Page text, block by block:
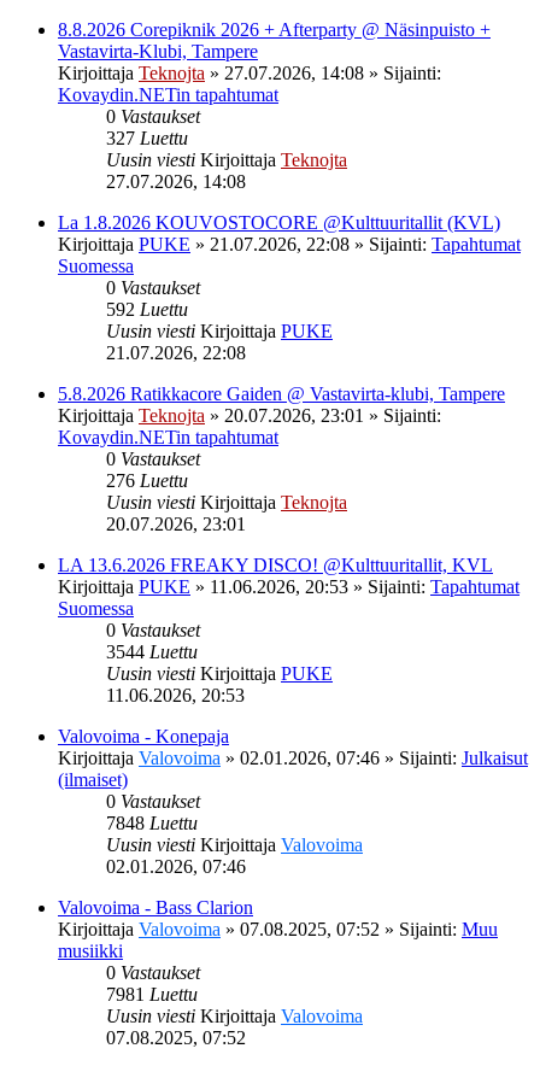
8.8.2026 Corepiknik 2026 + Afterparty @ Näsinpuisto +
Vastavirta-Klubi, Tampere
Kirjoittaja Teknojta » 27.07.2026, 14:08 » Sijainti:
Kovaydin.NETin tapahtumat
0 Vastaukset
327 Luettu
Uusin viesti Kirjoittaja Teknojta
27.07.2026, 14:08
La 1.8.2026 KOUVOSTOCORE @Kulttuuritallit (KVL)
Kirjoittaja PUKE » 21.07.2026, 22:08 » Sijainti: Tapahtumat
Suomessa
0 Vastaukset
592 Luettu
Uusin viesti Kirjoittaja PUKE
21.07.2026, 22:08
5.8.2026 Ratikkacore Gaiden @ Vastavirta-klubi, Tampere
Kirjoittaja Teknojta » 20.07.2026, 23:01 » Sijainti:
Kovaydin.NETin tapahtumat
0 Vastaukset
276 Luettu
Uusin viesti Kirjoittaja Teknojta
20.07.2026, 23:01
LA 13.6.2026 FREAKY DISCO! @Kulttuuritallit, KVL
Kirjoittaja PUKE » 11.06.2026, 20:53 » Sijainti: Tapahtumat
Suomessa
0 Vastaukset
3544 Luettu
Uusin viesti Kirjoittaja PUKE
11.06.2026, 20:53
Valovoima - Konepaja
Kirjoittaja Valovoima » 02.01.2026, 07:46 » Sijainti: Julkaisut
(ilmaiset)
0 Vastaukset
7848 Luettu
Uusin viesti Kirjoittaja Valovoima
02.01.2026, 07:46
Valovoima - Bass Clarion
Kirjoittaja Valovoima » 07.08.2025, 07:52 » Sijainti: Muu
musiikki
0 Vastaukset
7981 Luettu
Uusin viesti Kirjoittaja Valovoima
07.08.2025, 07:52